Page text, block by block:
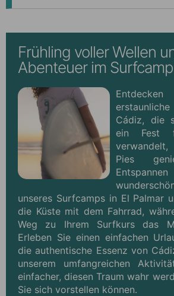
Frühling voller Wellen
Abenteuer im
Cádiz, die
ein Fest
Pies
unseres Surfcamps in El Palmar
die Küste mit dem Fahrrad,
Weg zu Ihrem Surfkurs das
Erleben Sie einen einfachen
die authentische Essenz von
unserem umfangreichen
einfacher, diesen Traum wahr
Sie sich vorstellen können.